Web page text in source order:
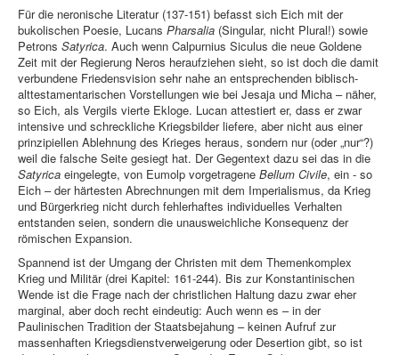
Für die neronische Literatur (137-151) befasst sich Eich mit der
bukolischen Poesie, Lucans Pharsalia (Singular, nicht Plural!) sowie
Petrons Satyrica. Auch wenn Calpurnius Siculus die neue Goldene
Zeit mit der Regierung Neros heraufziehen sieht, so ist doch die damit
verbundene Friedensvision sehr nahe an entsprechenden biblisch-
alttestamentarischen Vorstellungen wie bei Jesaja und Micha – näher,
so Eich, als Vergils vierte Ekloge. Lucan attestiert er, dass er zwar
intensive und schreckliche Kriegsbilder liefere, aber nicht aus einer
prinzipiellen Ablehnung des Krieges heraus, sondern nur (oder „nur“?)
weil die falsche Seite gesiegt hat. Der Gegentext dazu sei das in die
Satyrica eingelegte, von Eumolp vorgetragene Bellum Civile, ein - so
Eich – der härtesten Abrechnungen mit dem Imperialismus, da Krieg
und Bürgerkrieg nicht durch fehlerhaftes individuelles Verhalten
entstanden seien, sondern die unausweichliche Konsequenz der
römischen Expansion.
Spannend ist der Umgang der Christen mit dem Themenkomplex
Krieg und Militär (drei Kapitel: 161-244). Bis zur Konstantinischen
Wende ist die Frage nach der christlichen Haltung dazu zwar eher
marginal, aber doch recht eindeutig: Auch wenn es – in der
Paulinischen Tradition der Staatsbejahung – keinen Aufruf zur
massenhaften Kriegsdienstverweigerung oder Desertion gibt, so ist